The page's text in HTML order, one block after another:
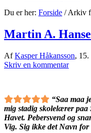
Du er her: Forside /Arkiv
Martin A.
AfKasper Håkansson, 15.
Skriv en kommentar
“Saa maa
mig stadig skolelærer paa
Havet. Pebersvend og
Vig. Sig ikke det Navn